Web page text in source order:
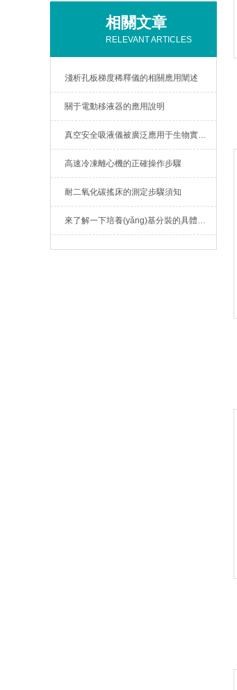
相關文章
RELEVANT ARTICLES
淺析孔板梯度稀釋儀的相關應用闡述
關于電動移液器的應用說明
真空安全吸液儀被廣泛應用于生物實驗室
高速冷凍離心機的正確操作步驟
耐二氧化碳搖床的測定步驟須知
來了解一下培養(yǎng)基分裝的具體過程